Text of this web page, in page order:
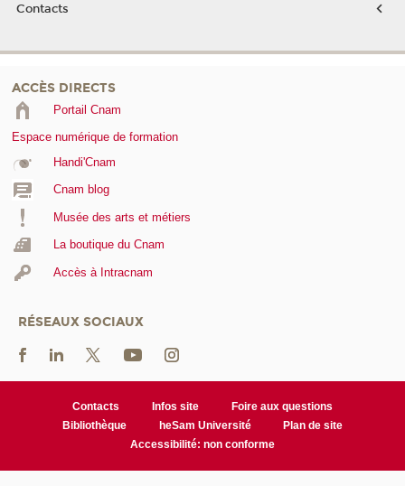
Contacts
ACCÈS DIRECTS
Portail Cnam
Espace numérique de formation
Handi'Cnam
Cnam blog
Musée des arts et métiers
La boutique du Cnam
Accès à Intracnam
RÉSEAUX SOCIAUX
Contacts Infos site
Foire aux questions
Bibliothèque
heSam Université
Plan de site
Accessibilité: non conforme